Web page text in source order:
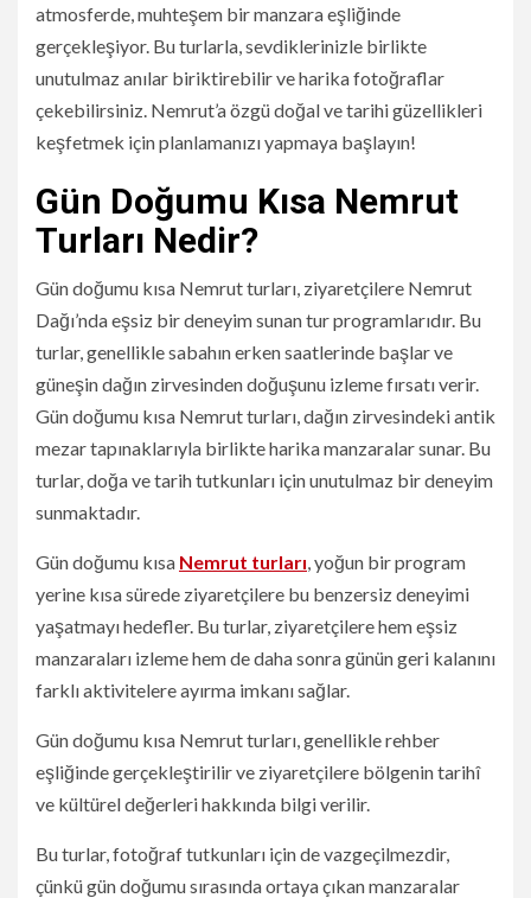
atmosferde, muhteşem bir manzara eşliğinde
gerçekleşiyor. Bu turlarla, sevdiklerinizle birlikte
unutulmaz anılar biriktirebilir ve harika fotoğraflar
çekebilirsiniz. Nemrut’a özgü doğal ve tarihi güzellikleri
keşfetmek için planlamanızı yapmaya başlayın!
Gün Doğumu Kısa Nemrut
Turları Nedir?
Gün doğumu kısa Nemrut turları, ziyaretçilere Nemrut
Dağı’nda eşsiz bir deneyim sunan tur programlarıdır. Bu
turlar, genellikle sabahın erken saatlerinde başlar ve
güneşin dağın zirvesinden doğuşunu izleme fırsatı verir.
Gün doğumu kısa Nemrut turları, dağın zirvesindeki antik
mezar tapınaklarıyla birlikte harika manzaralar sunar. Bu
turlar, doğa ve tarih tutkunları için unutulmaz bir deneyim
sunmaktadır.
Gün doğumu kısa Nemrut turları, yoğun bir program
yerine kısa sürede ziyaretçilere bu benzersiz deneyimi
yaşatmayı hedefler. Bu turlar, ziyaretçilere hem eşsiz
manzaraları izleme hem de daha sonra günün geri kalanını
farklı aktivitelere ayırma imkanı sağlar.
Gün doğumu kısa Nemrut turları, genellikle rehber
eşliğinde gerçekleştirilir ve ziyaretçilere bölgenin tarihî
ve kültürel değerleri hakkında bilgi verilir.
Bu turlar, fotoğraf tutkunları için de vazgeçilmezdir,
çünkü gün doğumu sırasında ortaya çıkan manzaralar